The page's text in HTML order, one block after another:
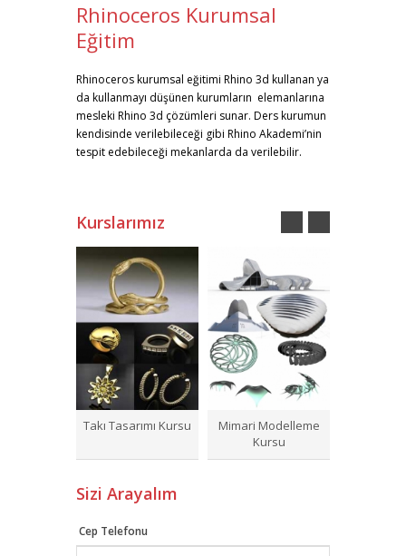
Rhinoceros Kurumsal
Eğitim
Rhinoceros kurumsal eğitimi Rhino 3d kullanan ya
da kullanmayı düşünen kurumların elemanlarına
mesleki Rhino 3d çözümleri sunar. Ders kurumun
kendisinde verilebileceği gibi Rhino Akademi’nin
tespit edebileceği mekanlarda da verilebilir.
Kurslarımız
Takı Tasarımı Kursu
Mimari Modelleme
Kursu
Sizi Arayalım
Cep Telefonu